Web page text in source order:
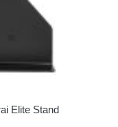
Elite Stand